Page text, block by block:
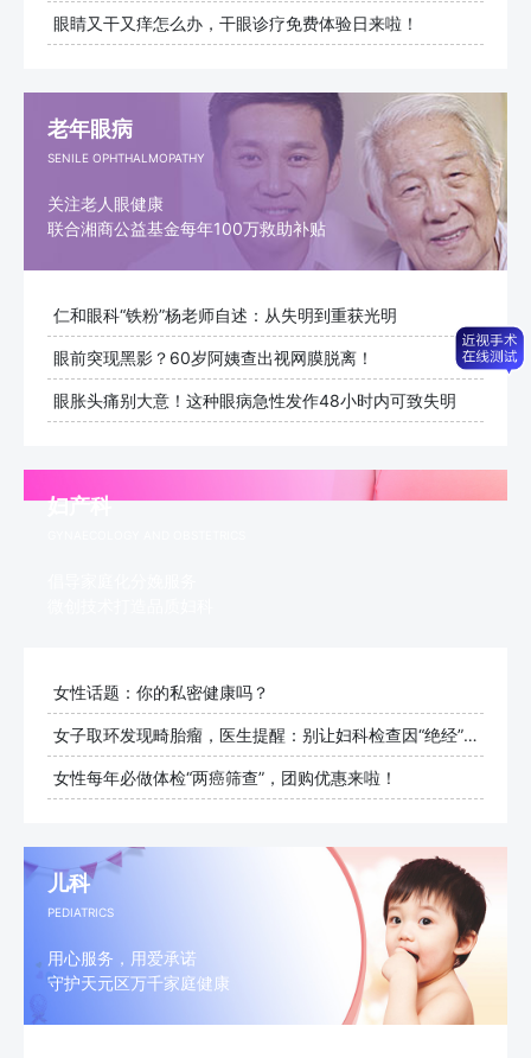
眼睛又干又痒怎么办，干眼诊疗免费体验日来啦！
老年眼病
SENILE OPHTHALMOPATHY
关注老人眼健康
联合湘商公益基金每年100万救助补贴
仁和眼科“铁粉”杨老师自述：从失明到重获光明
眼前突现黑影？60岁阿姨查出视网膜脱离！
眼胀头痛别大意！这种眼病急性发作48小时内可致失明
妇产科
女性话题：你的私密健康吗？
女子取环发现畸胎瘤，医生提醒：别让妇科检查因“绝经”而止步
女性每年必做体检“两癌筛查”，团购优惠来啦！
儿科
PEDIATRICS
用心服务，用爱承诺
守护天元区万千家庭健康